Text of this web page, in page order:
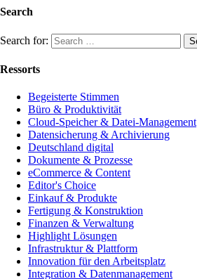
Search
Search for:
Ressorts
Begeisterte Stimmen
Büro & Produktivität
Cloud-Speicher & Datei-Management
Datensicherung & Archivierung
Deutschland digital
Dokumente & Prozesse
eCommerce & Content
Editor's Choice
Einkauf & Produkte
Fertigung & Konstruktion
Finanzen & Verwaltung
Highlight Lösungen
Infrastruktur & Plattform
Innovation für den Arbeitsplatz
Integration & Datenmanagement